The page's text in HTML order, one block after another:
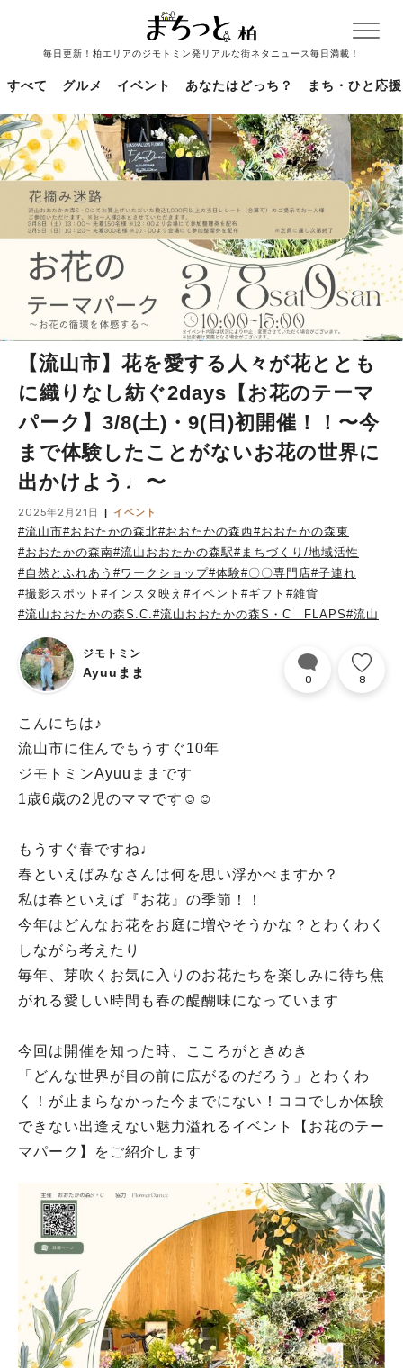
毎日更新！柏エリアのジモトミン発リアルな街ネタニュース毎日満載！
すべて グルメ イベント あなたはどっち？ まち・ひと応援
【流山市】花を愛する人々が花ととも
に織りなし紡ぐ2days【お花のテーマ
パーク】3/8(土)・9(日)初開催！！〜今
まで体験したことがないお花の世界に
出かけよう♩〜
2025年2月21日 イベント
#流山市#おおたかの森北#おおたかの森西#おおたかの森東
#おおたかの森南#流山おおたかの森駅#まちづくり/地域活性
#自然とふれあう #ワークショップ#体験#〇〇専門店#子連れ
#撮影スポット #インスタ映え #イベント #ギフト #雑貨
#流山おおたかの森S.C. #流山おおたかの森S・C FLAPS#流山
ジモトミン
Ayuuまま 0 8
こんにちは♪
流山市に住んでもうすぐ10年
ジモトミンAyuuままです
1歳6歳の2児のママです☺︎☺︎
もうすぐ春ですね♩
春といえばみなさんは何を思い浮かべますか？
私は春といえば『お花』の季節！！
今年はどんなお花をお庭に増やそうかな？とわくわく
しながら考えたり
毎年、芽吹くお気に入りのお花たちを楽しみに待ち焦
がれる愛しい時間も春の醍醐味になっています
今回は開催を知った時、こころがときめき
「どんな世界が目の前に広がるのだろう」とわくわ
く！が止まらなかった今までにない！ココでしか体験
できない出逢えない魅力溢れるイベント【お花のテー
マパーク】をご紹介します